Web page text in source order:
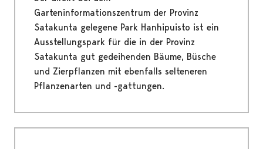
Garteninformationszentrum der Provinz
Satakunta gelegene Park Hanhipuisto ist ein
Ausstellungspark für die in der Provinz
Satakunta gut gedeihenden Bäume, Büsche
und Zierpflanzen mit ebenfalls selteneren
Pflanzenarten und -gattungen.